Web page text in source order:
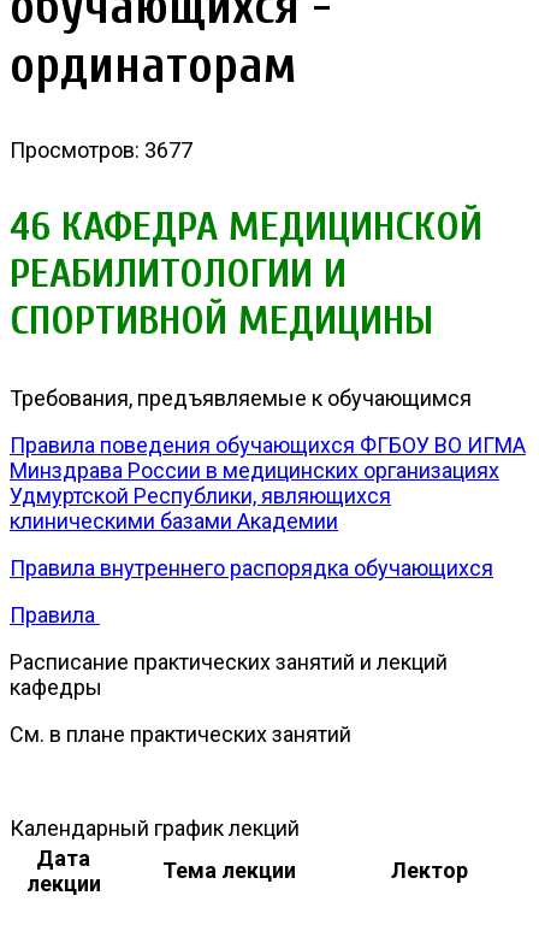
ординаторам
Просмотров: 3677
46 КАФЕДРА МЕДИЦИНСКОЙ
РЕАБИЛИТОЛОГИИ И
СПОРТИВНОЙ МЕДИЦИНЫ
Требования, предъявляемые к обучающимся
Правила поведения обучающихся ФГБОУ ВО ИГМА
Минздрава России в медицинских организациях
Удмуртской Республики, являющихся
клиническими базами Академии
Правила внутреннего распорядка обучающихся
Правила
Расписание практических занятий и лекций
кафедры
См. в плане практических занятий
Календарный график лекций
Дата
лекции
Тема лекции Лектор